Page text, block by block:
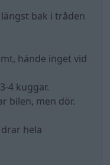
bak i tråden
hände inget vid
4 kuggar.
bilen, men dör.
hela